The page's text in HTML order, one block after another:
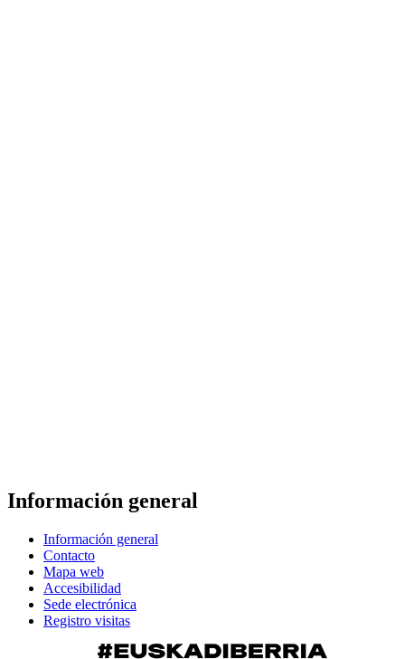
Información general
Información general
Contacto
Mapa web
Accesibilidad
Sede electrónica
Registro visitas